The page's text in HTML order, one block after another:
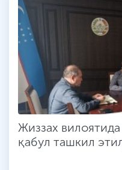
Жиззах
қабул ташкил